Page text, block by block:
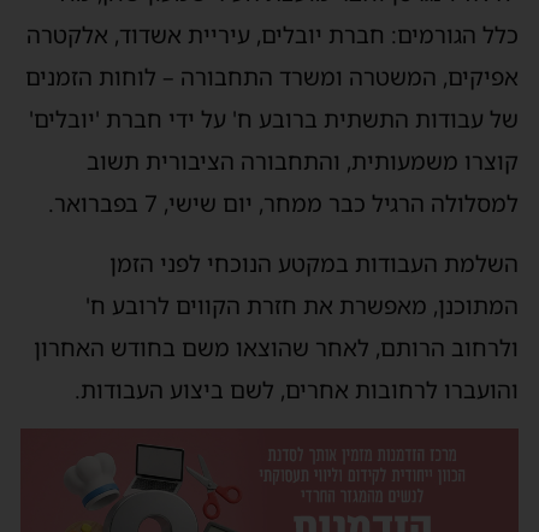
הגורמים: חברת יובלים, עיריית אשדוד, אלקטרה
המשטרה ומשרד התחבורה – לוחות הזמנים
עבודות התשתית ברובע ח' על ידי חברת 'יובלים'
משמעותית, והתחבורה הציבורית תשוב
הרגיל כבר ממחר, יום שישי, 7 בפברואר.
העבודות במקטע הנוכחי לפני הזמן
מאפשרת את חזרת הקווים לרובע ח'
הרותם, לאחר שהוצאו משם בחודש האחרון
לרחובות אחרים, לשם ביצוע העבודות.